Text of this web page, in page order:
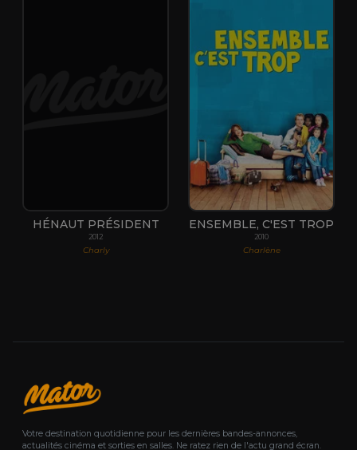
HÉNAUT PRÉSIDENT
2012
Charly
ENSEMBLE, C'EST TROP
2010
Charlène
Votre destination quotidienne pour les dernières bandes-annonces,
actualités cinéma et sorties en salles. Ne ratez rien de l'actu grand écran.